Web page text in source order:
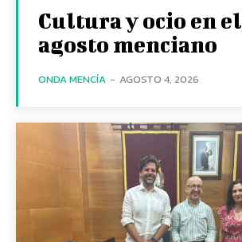
Cultura y ocio en el
agosto menciano
ONDA MENCÍA - AGOSTO 4, 2026